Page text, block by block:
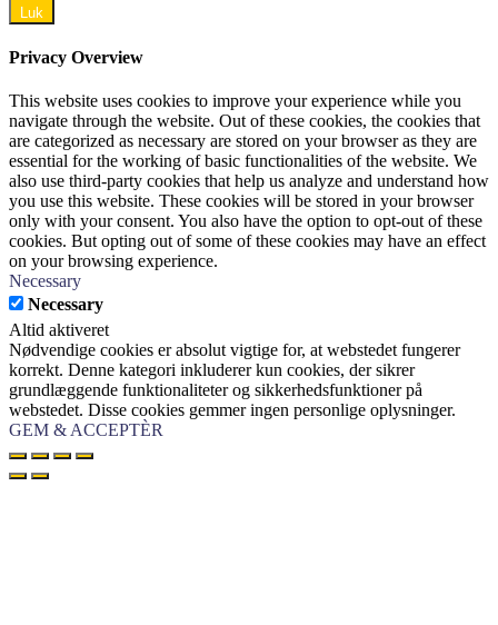
Luk
Privacy Overview
This website uses cookies to improve your experience while you
navigate through the website. Out of these cookies, the cookies that
are categorized as necessary are stored on your browser as they are
essential for the working of basic functionalities of the website. We
also use third-party cookies that help us analyze and understand how
you use this website. These cookies will be stored in your browser
only with your consent. You also have the option to opt-out of these
cookies. But opting out of some of these cookies may have an effect
on your browsing experience.
Necessary
Necessary
Altid aktiveret
Nødvendige cookies er absolut vigtige for, at webstedet fungerer
korrekt. Denne kategori inkluderer kun cookies, der sikrer
grundlæggende funktionaliteter og sikkerhedsfunktioner på
webstedet. Disse cookies gemmer ingen personlige oplysninger.
GEM & ACCEPTÈR